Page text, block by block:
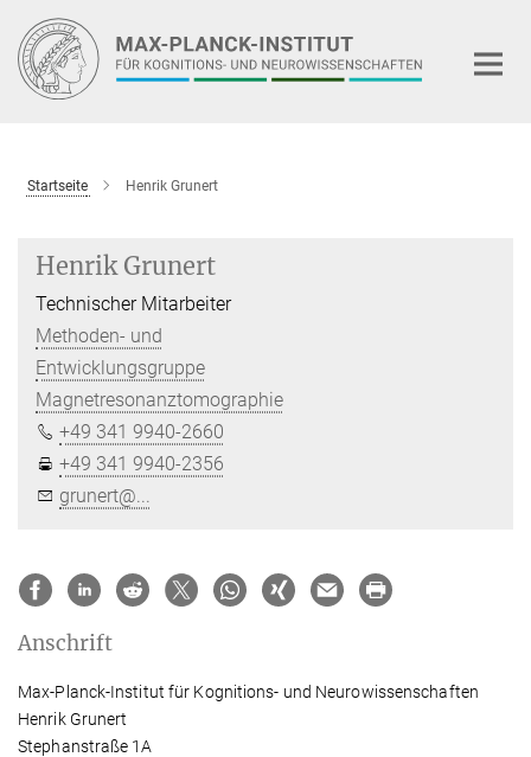
Hauptinhalt
Startseite Henrik Grunert
Henrik Grunert
Technischer Mitarbeiter
Methoden- und
Entwicklungsgruppe
Magnetresonanztomographie
+49 341 9940-2660
+49 341 9940-2356
grunert@...
Anschrift
Max-Planck-Institut für Kognitions- und Neurowissenschaften
Henrik Grunert
Stephanstraße 1A